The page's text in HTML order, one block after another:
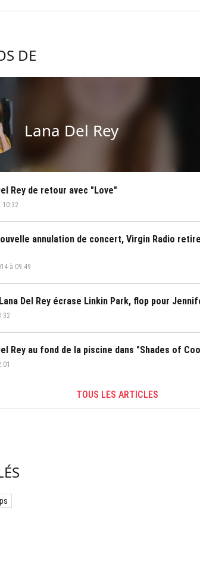
DE
Lana Del Rey
Rey de retour avec "Love"
10:32
annulation de concert, Virgin Radio
à 09:49
Del Rey écrase Linkin Park, flop pour
Rey au fond de la piscine dans "Shades of
TOUS LES ARTICLES